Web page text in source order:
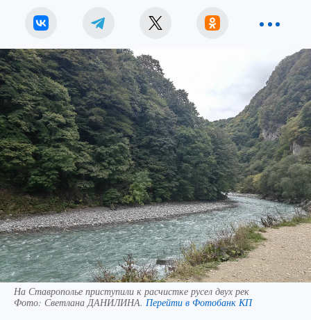
На Ставрополье приступили к расчистке русел двух рек
Фото: Светлана ДАНИЛИНА. Перейти в Фотобанк КП